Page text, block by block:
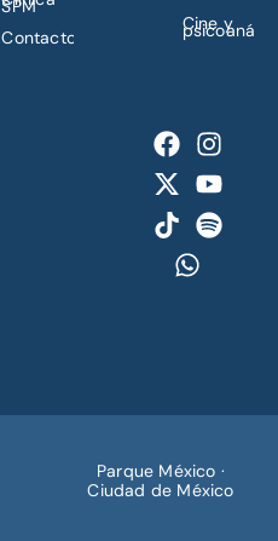
SPM
Contacto
Cine y
Parque México ·
Ciudad de México